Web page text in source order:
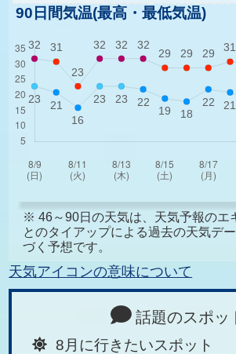
90日間気温(最高・最低気温)
※ 46～90日の天気は、天気予報のエ
とのタイアップによる過去の天気デ
づく予想です。
天気アイコンの意味について
話題のスポッ
8月に行きたいスポット